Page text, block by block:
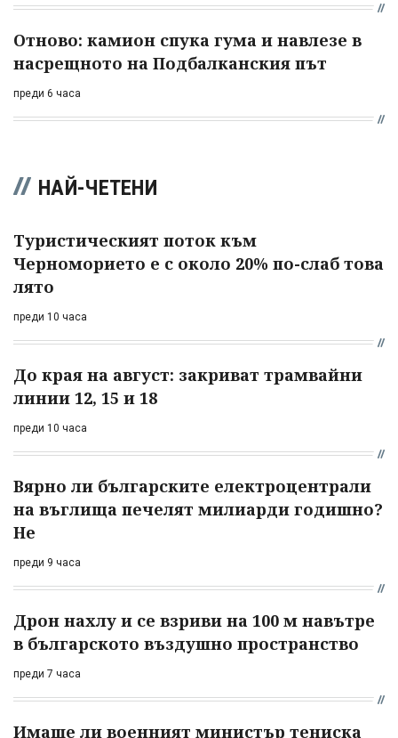
Отново: камион спука гума и навлезе в
насрещното на Подбалканския път
преди 6 часа
НАЙ-ЧЕТЕНИ
Туристическият поток към
Черноморието е с около 20% по-слаб това
лято
преди 10 часа
До края на август: закриват трамвайни
линии 12, 15 и 18
преди 10 часа
Вярно ли българските електроцентрали
на въглища печелят милиарди годишно?
Не
преди 9 часа
Дрон нахлу и се взриви на 100 м навътре
в българското въздушно пространство
преди 7 часа
Имаше ли военният министър тениска